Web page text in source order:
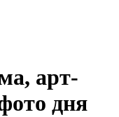
арт-
дня